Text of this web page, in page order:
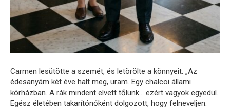
Carmen lesütötte a szemét, és letörölte a könnyeit. „Az
édesanyám két éve halt meg, uram. Egy chalcoi állami
kórházban. A rák mindent elvett tőlünk… ezért vagyok egyedül.
Egész életében takarítónőként dolgozott, hogy felneveljen.